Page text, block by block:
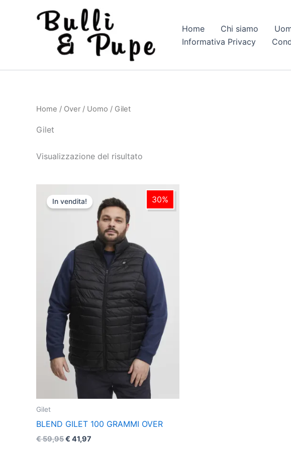
Home Chi siamo
Informativa Privacy
Home / Over / Uomo / Gilet
Gilet
Visualizzazione del risultato
30%
In vendita!
Gilet
BLEND GILET 100 GRAMMI OVER
€59,95
prezzo
originale
€ 41,97
prezzo
attuale
è:
€ 41,97.
prodotto
ha
più
varianti.
Le
opzioni
possono
essere
scelte
nella
pagina
prodotto